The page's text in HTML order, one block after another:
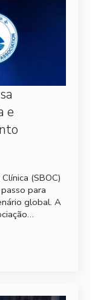
e
(SBOC)
para
global. A